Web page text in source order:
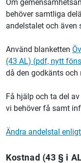
Om
behöver samtliga
andelstalet och även
Använd blanketten
(43 AL) (pdf, nytt
då den godkänts och
Få hjälp och ta del
vi behöver få samt
Ändra andelstal
Kostnad (43 § i